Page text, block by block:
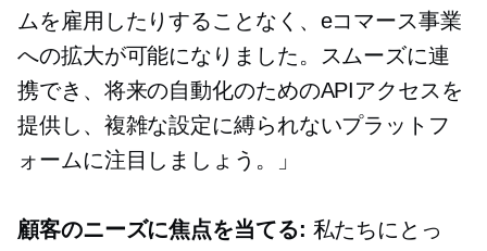
ムを雇用したりすることなく、eコマース事業
への拡大が可能になりました。スムーズに連
携でき、将来の自動化のためのAPIアクセスを
提供し、複雑な設定に縛られないプラットフ
ォームに注目しましょう。」
顧客のニーズに焦点を当てる: 私たちにとっ